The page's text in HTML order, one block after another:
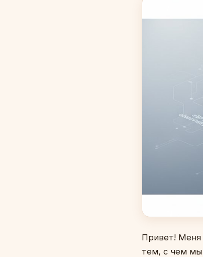
Привет! Меня
тем, с чем мы